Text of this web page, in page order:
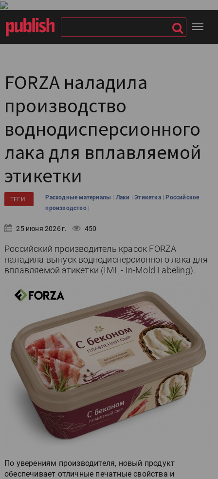
FORZA наладила
производство
воднодисперсионного
лака для вплавляемой
этикетки
ТЕГИ Расходные материалы | Лаки |Этикетка |Российское
производство |
25 июня 2026 г. 450
Российский производитель красок FORZA
наладила выпуск воднодисперсионного лака для
вплавляемой этикетки (IML - In-Mold Labeling).
По уверениям производителя, новый продукт
обеспечивает отличные печатные свойства и